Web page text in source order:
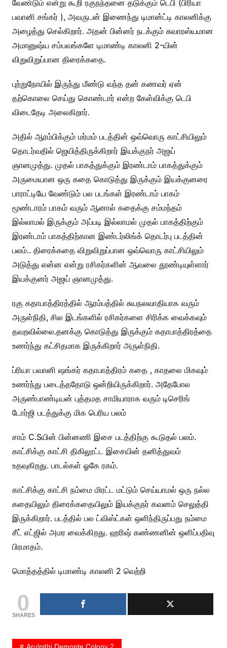
வேண்டும் என்று கூறி ரகுநந்தனை தடுக்கும் டெபி (பிரியா
பவானி சங்கர் ), அவருடன் இணைந்து டிமான்ட்டி காலனிக்கு
அழைத்து செல்கிறார். அதன் பின்னர் நடக்கும் சுவாரஸ்யமான
அமானுஷ்ய சம்பவங்களே டிமாண்டி காலனி 2-யின்
விறுவிறுப்பான திரைக்கதை.
புற்றுநோயில் இருந்து மீண்டு வந்த தன் கணவர் ஏன்
தற்கொலை செய்து கொண்டார் என்ற கேள்விக்கு டெபி
விடைதேடி அலைகிறார்.
அதில் ஆரம்பிக்கும் மர்மம் படத்தின் ஒவ்வொரு காட்சியிலும்
தொடர்வதில் ஜெயித்திருக்கிறார் இயக்குநர் அஜய்
ஞானமுத்து. முதல் பாகத்துக்கும் இரண்டாம் பாகத்துக்கும்
அருமையான ஒரு கதை கொடுத்து இருக்கும் இயக்குனரை
பாராட்டியே வேண்டும் பல படங்கள் இரண்டாம் பாகம்
மூண்டாரம் பாகம் வரும் ஆனால் கதைக்கு சம்மந்தம்
இல்லாமல் இருக்கும் அப்படி இல்லாமல் முதல் பாகத்திற்கும்
இரண்டாம் பாகத்திற்கான இண்டர்லிங்க் தொடர்பு படத்தின்
பலம்.. திரைக்கதை விறுவிறுப்பான ஒவ்வொரு காட்சியிலும்
அடுத்து என்ன என்று ரசிகர்களின் ஆவலை தூண்டியுள்ளார்
இயக்குனர் அஜய் ஞானமுத்து.
ரகு கதாபாத்திரத்தில் ஆரம்பத்தில் சுயநலவாதியாக வரும்
அருள்நிதி, சில இடங்களில் ரசிகர்களை சிரிக்க வைக்கவும்
தவறவில்லை.தனக்கு கொடுத்து இருக்கும் கதாபாத்திரத்தை
உணர்ந்து கட்சிதமாக இருக்கிறார் அருள்நிதி.
ப்ரியா பவானி ஷங்கர் கதாபாத்திரம் கதை , காதலை மிகவும்
உணர்ந்து படைத்ததோடு ஒன்றியிருக்கிறார். அதேபோல
அருண்பாண்டியன் புத்தமத சாமியாராக வரும் டிசெரிங்
டோர்ஜி படத்துக்கு மிக பெரிய பலம்
சாம் C.Sயின் பின்னணி இசை படத்திற்கு கூடுதல் பலம்.
காட்சிக்கு காட்சி திகிலூட்ட இசையின் தனித்துவம்
உதவுகிறது. பாடல்கள் ஓகே ரகம்.
காட்சிக்கு காட்சி நம்மை மிரட்ட மட்டும் செய்யாமல் ஒரு நல்ல
கதையிலும் திரைக்கதையிலும் இயக்குநர் கவனம் செலுத்தி
இருக்கிறார். படத்தில் பல ட்விஸ்ட்கள் ஒளிந்திருப்பது நம்மை
சீட் எட்ஜில் அமர வைக்கிறது. ஹரிஷ் கண்ணனின் ஒளிப்பதிவு
பிரமாதம்.
மொத்தத்தில் டிமாண்டி காலனி 2 வெற்றி
0
SHARES